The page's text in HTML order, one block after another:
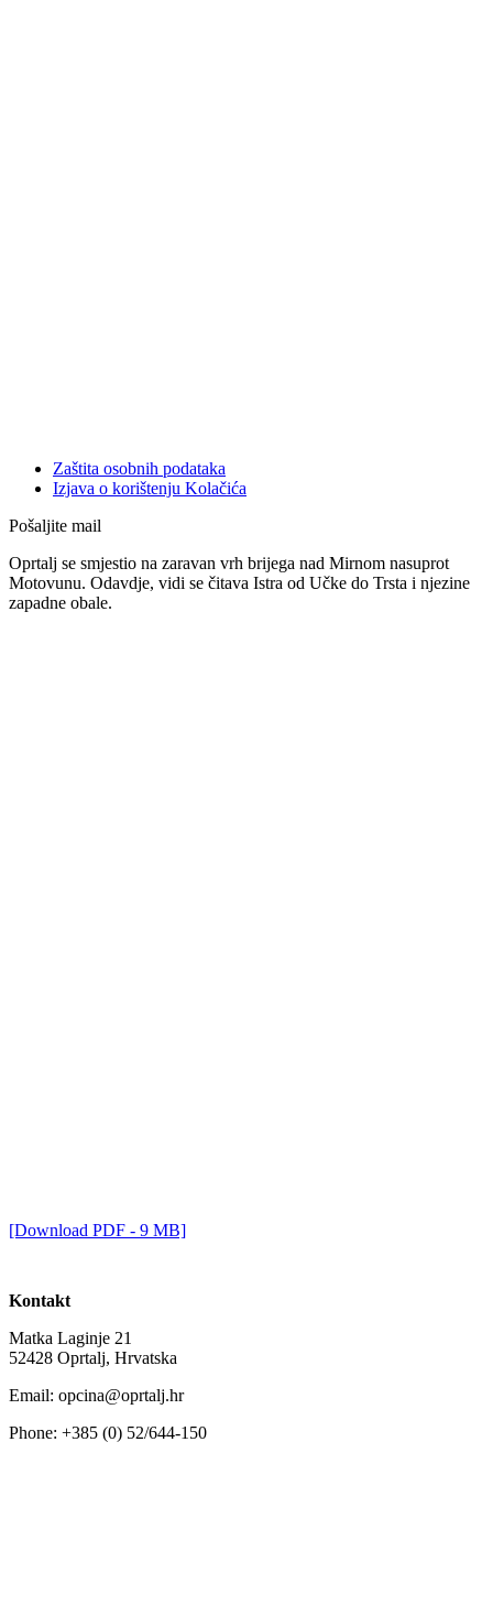
Zaštita osobnih podataka
Izjava o korištenju Kolačića
Pošaljite mail
Oprtalj se smjestio na zaravan vrh brijega nad Mirnom nasuprot
Motovunu. Odavdje, vidi se čitava Istra od Učke do Trsta i njezine
zapadne obale.
[Download PDF - 9 MB]
Kontakt
Matka Laginje 21
52428 Oprtalj, Hrvatska
Email: opcina@oprtalj.hr
Phone: +385 (0) 52/644-150